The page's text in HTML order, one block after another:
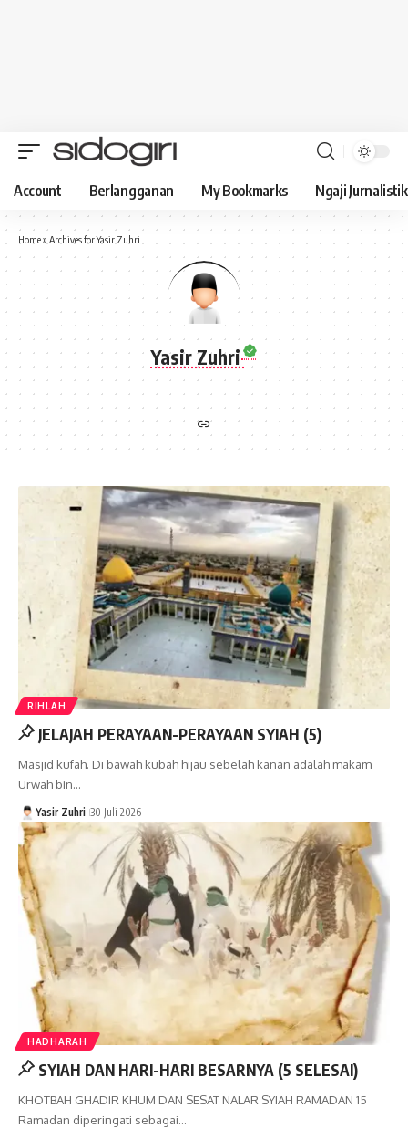
Account Berlangganan My Bookmarks Ngaji Jurnalistik
Home» Archives for Yasir Zuhri
Yasir Zuhri
RIHLAH
JELAJAH PERAYAAN-PERAYAAN SYIAH (5)
Masjid kufah. Di bawah kubah hijau sebelah kanan adalah makam
Urwah bin…
Yasir Zuhri 30 Juli 2026
HADHARAH
SYIAH DAN HARI-HARI BESARNYA (5 SELESAI)
KHOTBAH GHADIR KHUM DAN SESAT NALAR SYIAH RAMADAN 15
Ramadan diperingati sebagai…